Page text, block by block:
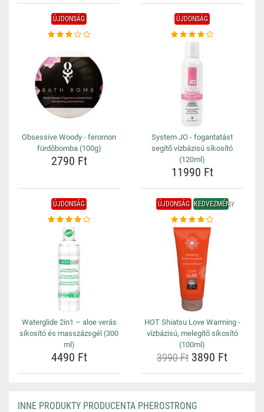
ÚJDONSÁG
Obsessive Woody - feromon
fürdőbomba (100g)
2790 Ft
ÚJDONSÁG
System JO - fogantatást
segítő vízbázisú síkosító
(120ml)
11990 Ft
ÚJDONSÁG
Waterglide 2in1 – aloe verás
síkosító és masszázsgél (300
ml)
4490 Ft
ÚJDONSÁG KEDVEZMÉNY
HOT Shiatsu Love Warming -
vízbázisú, melegítő síkosító
(100ml)
3990 Ft 3890 Ft
INNE PRODUKTY PRODUCENTA PHEROSTRONG